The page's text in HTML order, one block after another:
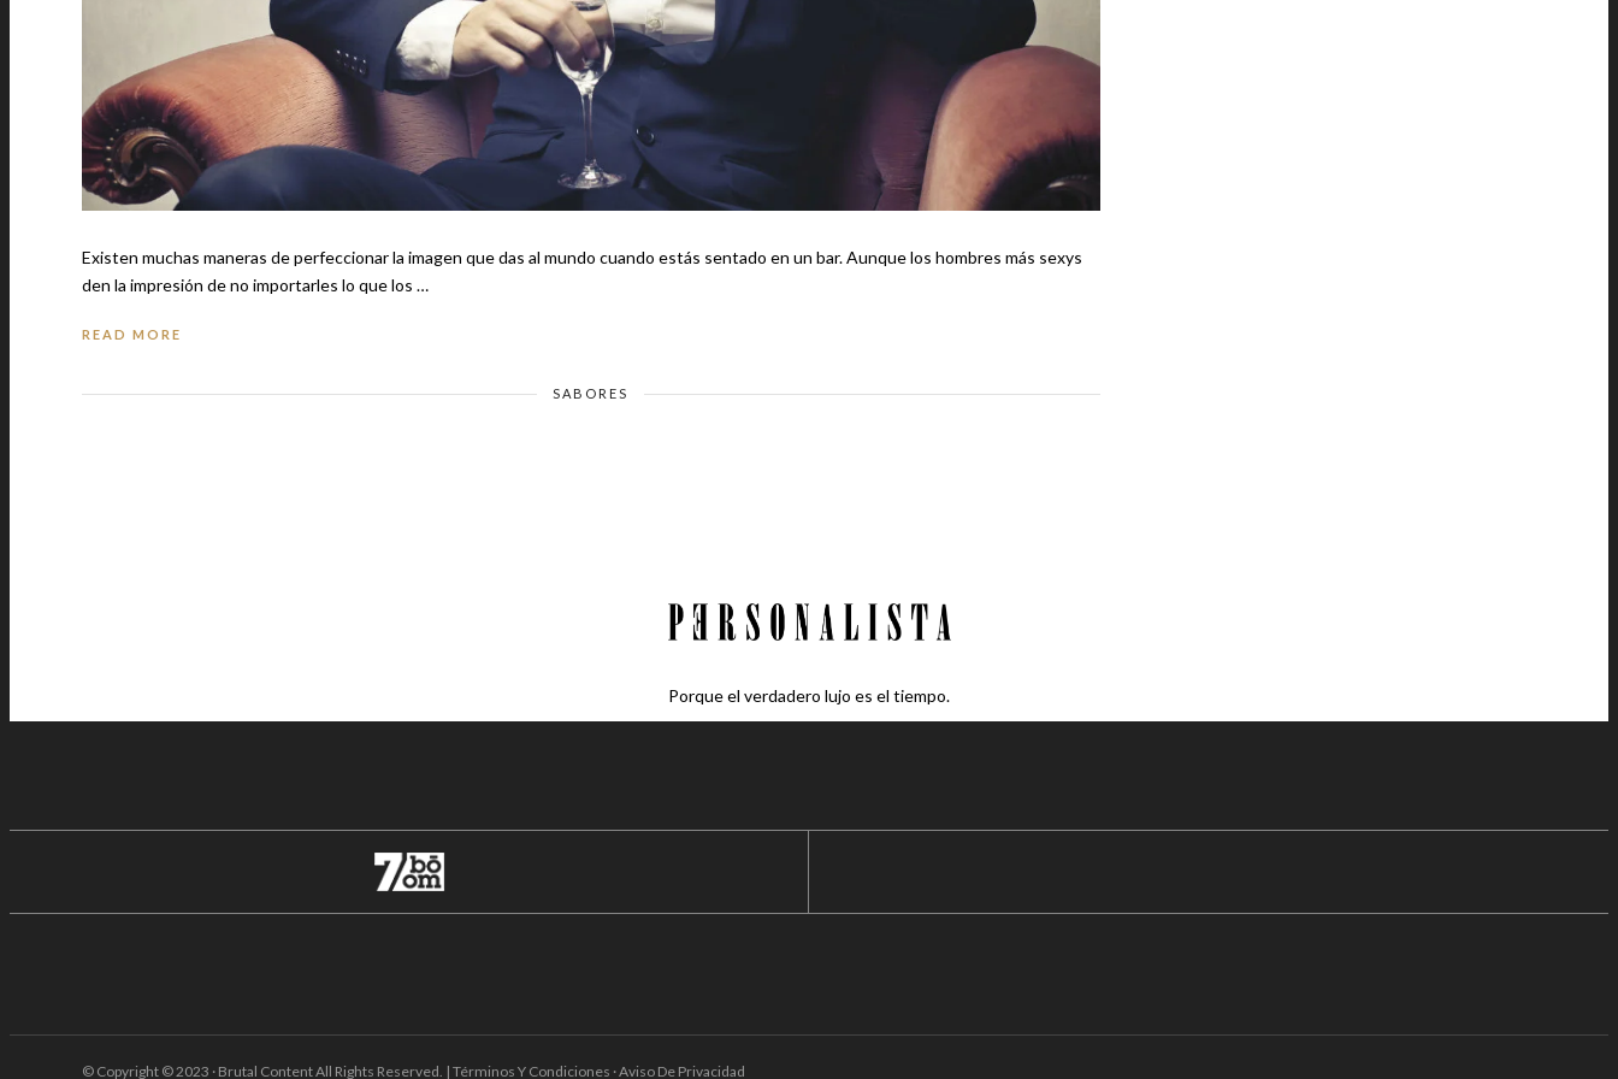
Existen muchas maneras de perfeccionar la imagen que das al mundo cuando estás sentado en un bar. Aunque los hombres más sexys
den la impresión de no importarles lo que los …
READ MORE
SABORES
Porque el verdadero lujo es el tiempo.
© Copyright © 2023 · Brutal Content All Rights Reserved. | Términos Y Condiciones · Aviso De Privacidad